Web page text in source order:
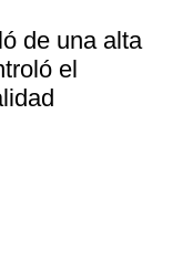
de una alta
el